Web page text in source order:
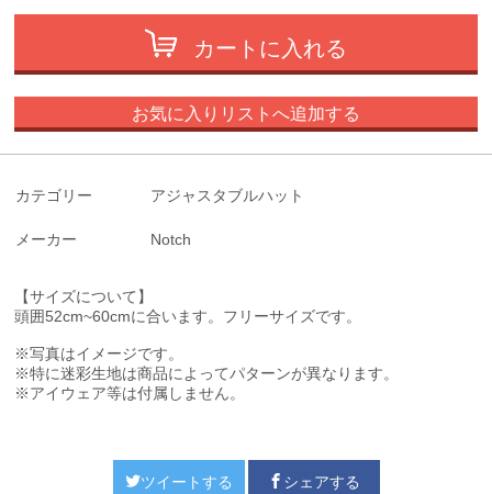
カートに入れる
お気に入りリストへ追加する
カテゴリー アジャスタブルハット
メーカー Notch
【サイズについて】
頭囲52cm~60cmに合います。 フリーサイズです。
※写真はイメージです。
※特に迷彩生地は商品によってパターンが異なります。
※アイウェア等は付属しません。
ツイートする シェアする